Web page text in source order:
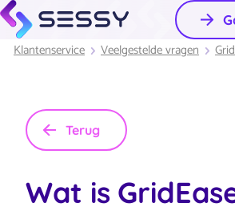
Klantenservice Veelgestelde vragen
Terug
Wat is